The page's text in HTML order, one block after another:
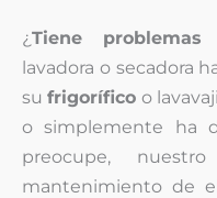
¿Tiene
lavadora o secadora
sufrigorífico o
o simplemente ha
preocupe,
mantenimiento de